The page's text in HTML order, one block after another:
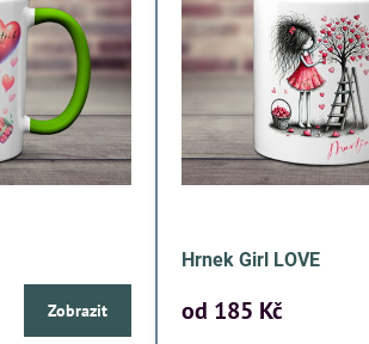
Zobrazit
Hrnek Girl LOVE
od 185 Kč